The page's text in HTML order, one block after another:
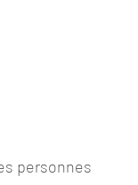
personnes